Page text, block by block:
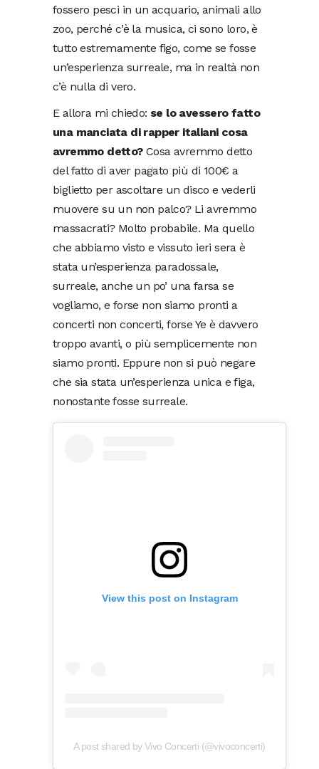
fossero pesci in un acquario, animali allo
zoo, perché c’è la musica, ci sono loro, è
tutto estremamente figo, come se fosse
un’esperienza surreale, ma in realtà non
c’è nulla di vero.
E allora mi chiedo: se lo avessero fatto
una manciata di rapper italiani cosa
avremmo detto?Cosa avremmo detto
del fatto di aver pagato più di 100€ a
biglietto per ascoltare un disco e vederli
muovere su un non palco? Li avremmo
massacrati? Molto probabile. Ma quello
che abbiamo visto e vissuto ieri sera è
stata un’esperienza paradossale,
surreale, anche un po’ una farsa se
vogliamo, e forse non siamo pronti a
concerti non concerti, forse Ye è davvero
troppo avanti, o più semplicemente non
siamo pronti. Eppure non si può negare
che sia stata un’esperienza unica e figa,
nonostante fosse surreale.
View this post on Instagram
A post shared by Vivo Concerti (@vivoconcerti)